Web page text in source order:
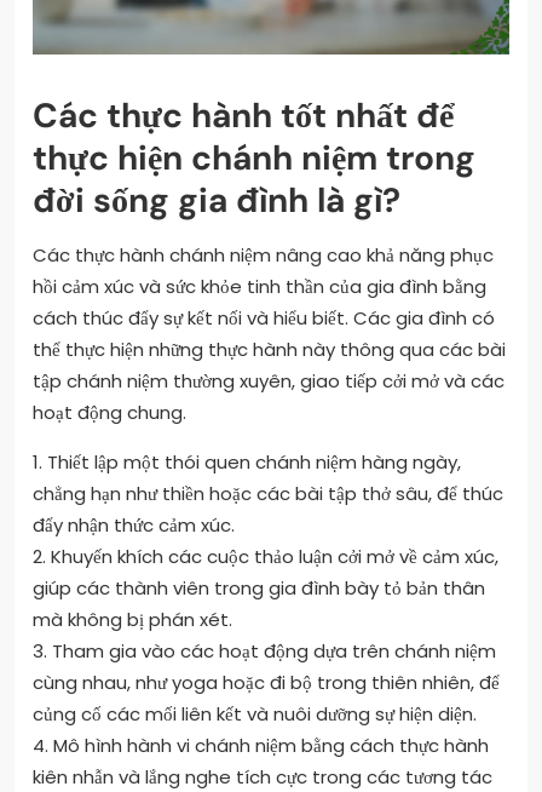
Các thực hành tốt nhất để
thực hiện chánh niệm trong
đời sống gia đình là gì?
Các thực hành chánh niệm nâng cao khả năng phục
hồi cảm xúc và sức khỏe tinh thần của gia đình bằng
cách thúc đẩy sự kết nối và hiểu biết. Các gia đình có
thể thực hiện những thực hành này thông qua các bài
tập chánh niệm thường xuyên, giao tiếp cởi mở và các
hoạt động chung.
1. Thiết lập một thói quen chánh niệm hàng ngày,
chẳng hạn như thiền hoặc các bài tập thở sâu, để thúc
đẩy nhận thức cảm xúc.
2. Khuyến khích các cuộc thảo luận cởi mở về cảm xúc,
giúp các thành viên trong gia đình bày tỏ bản thân
mà không bị phán xét.
3. Tham gia vào các hoạt động dựa trên chánh niệm
cùng nhau, như yoga hoặc đi bộ trong thiên nhiên, để
củng cố các mối liên kết và nuôi dưỡng sự hiện diện.
4. Mô hình hành vi chánh niệm bằng cách thực hành
kiên nhẫn và lắng nghe tích cực trong các tương tác